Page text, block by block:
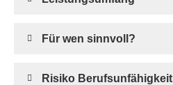
Für wen sinnvoll?
Risiko Berufs­unfähig­keit